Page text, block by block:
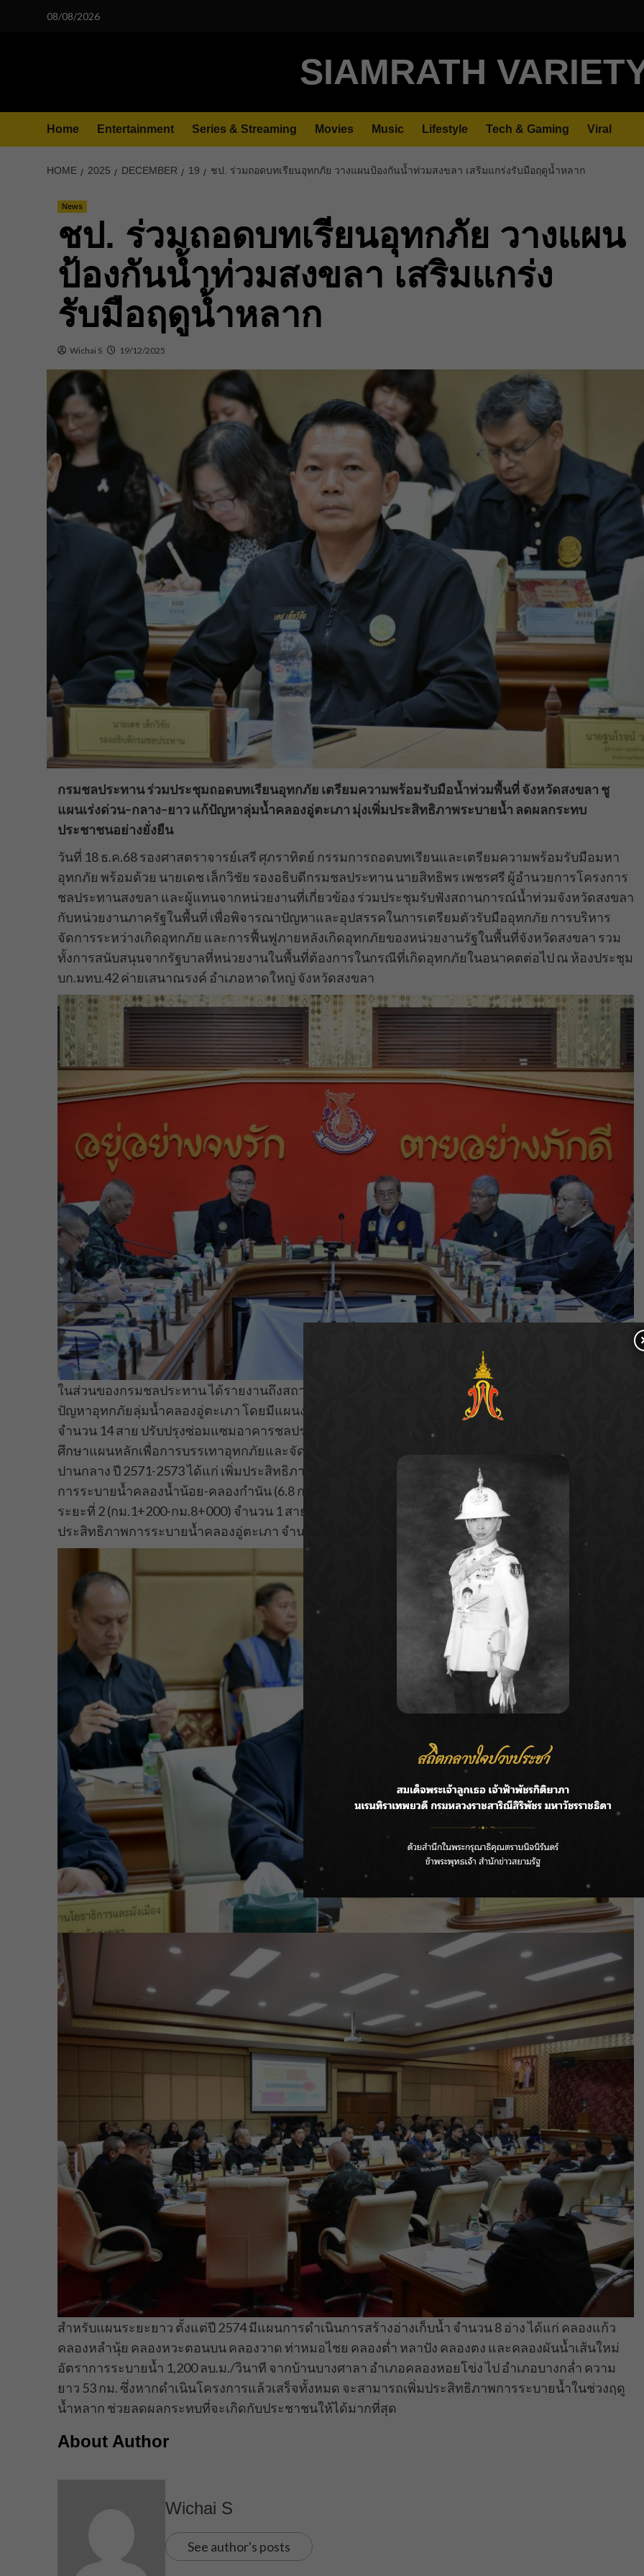
08/08/2026
SIAMRATH
Home Entertainment Series & Streaming Movies Music Lifestyle Tech & Gaming Viral
HOME 2025 DECEMBER 19 ชป. ร่วมถอดบทเรียนอุทกภัย วางแผนป้องกันน้ำท่วมสงขลา เสริมแกร่งรับมือฤดูน้ำหลาก
News
ชป. ร่วมถอดบทเรียนอุทกภัย วางแผน
ป้องกันน้ำท่วมสงขลา เสริมแกร่ง
รับมือฤดูน้ำหลาก
Wichai S 19/12/2025
กรมชลประทาน ร่วมประชุมถอดบทเรียนอุทกภัย เตรียมความพร้อมรับมือน้ำท่วมพื้นที่ จังหวัดสงขลา ชู
แผนเร่งด่วน–กลาง–ยาว แก้ปัญหาลุ่มน้ำคลองอู่ตะเภา มุ่งเพิ่มประสิทธิภาพระบายน้ำ ลดผลกระทบ
ประชาชนอย่างยั่งยืน
วันที่ 18 ธ.ค.68 รองศาสตราจารย์เสรี ศุภราทิตย์ กรรมการถอดบทเรียนและเตรียมความพร้อมรับมือมหา
อุทกภัย พร้อมด้วย นายเดช เล็กวิชัย รองอธิบดีกรมชลประทาน นายสิทธิพร เพชรศรี ผู้อำนวยการโครงการ
ชลประทานสงขลา และผู้แทนจากหน่วยงานที่เกี่ยวข้อง ร่วมประชุมรับฟังสถานการณ์น้ำท่วมจังหวัดสงขลา
กับหน่วยงานภาครัฐในพื้นที่ เพื่อพิจารณาปัญหาและอุปสรรคในการเตรียมตัวรับมืออุทกภัย การบริหาร
จัดการระหว่างเกิดอุทกภัย และการฟื้นฟูภายหลังเกิดอุทกภัยของหน่วยงานรัฐในพื้นที่จังหวัดสงขลา รวม
ทั้งการสนับสนุนจากรัฐบาลที่หน่วยงานในพื้นที่ต้องการในกรณีที่เกิดอุทกภัยในอนาคตต่อไป ณ ห้องประชุม
บก.มทบ.42 ค่ายเสนาณรงค์ อำเภอหาดใหญ่ จังหวัดสงขลา
ในส่วนของกรมชลประทาน ได้รายงานถึงสถานการณ์อุทกภัยอำเภอหาดใหญ่ และแนวทางการแก้ไข
ปัญหาอุทกภัยลุ่มน้ำคลองอู่ตะเภา โดยมีแผนงานระยะเร่งด่วน ปี 2569-2570 ได้แก่ การขุดลอกคลอง
จำนวน 14 สาย ปรับปรุงซ่อมแซมอาคารชลประทานที่ได้รับความเสียหาย จำนวน 243 แห่ง และโครงการ
ศึกษาแผนหลักเพื่อการบรรเทาอุทกภัยและจัดหาแหล่งน้ำอำเภอหาดใหญ่ จังหวัดสงขลา แผนงานระยะ
ปานกลาง ปี 2571-2573 ได้แก่ เพิ่มประสิทธิภาพการระบายน้ำคลอง ร.3-ร.6 จำนวน 4 สาย เพิ่มประสิทธิภาพ
การระบายน้ำคลองน้ำน้อย-คลองกำนัน (6.8 กม.) จำนวน 1 สาย เพิ่มประสิทธิภาพการระบายน้ำคลองหวะ
ระยะที่ 2 (กม.1+200-กม.8+000) จำนวน 1 สาย ระบบระบายน้ำคลองท่าช้าง-ท่าเมรุ จำนวน 3 สาย และเพิ่ม
ประสิทธิภาพการระบายน้ำคลองอู่ตะเภา จำนวน 1 สาย
สำหรับแผนระยะยาว ตั้งแต่ปี 2574 มีแผนการดำเนินการสร้างอ่างเก็บน้ำ จำนวน 8 อ่าง ได้แก่ คลองแก้ว
คลองหลำนุ้ย คลองหวะตอนบน คลองวาด ท่าหมอไชย คลองต่ำ หลาปัง คลองตง และคลองผันน้ำเส้นใหม่
อัตราการระบายน้ำ 1,200 ลบ.ม./วินาที จากบ้านบางศาลา อำเภอคลองหอยโข่ง ไป อำเภอบางกล่ำ ความ
ยาว 53 กม. ซึ่งหากดำเนินโครงการแล้วเสร็จทั้งหมด จะสามารถเพิ่มประสิทธิภาพการระบายน้ำในช่วงฤดู
น้ำหลาก ช่วยลดผลกระทบที่จะเกิดกับประชาชนให้ได้มากที่สุด
About Author
Wichai S
See author's posts